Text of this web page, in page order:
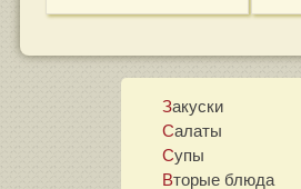
Закуски
Салаты
Супы
Вторые блюда